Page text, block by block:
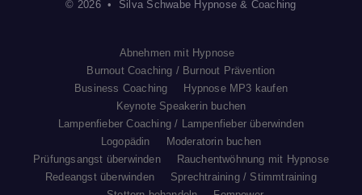
© 2026 • Silva Schwabe Hypnose & Coaching
Abnehmen mit Hypnose
Burnout Coaching / Burnout Prävention
Business Coaching
Hypnose MP3 kaufen
Keynote Speakerin buchen
Lampenfieber Coaching / Lampenfieber überwinden
Logopädin
Moderatorin buchen
Prüfungsangst überwinden
Rauchentwöhnung mit Hypnose
Redeangst überwinden
Sprechtraining / Stimmtraining